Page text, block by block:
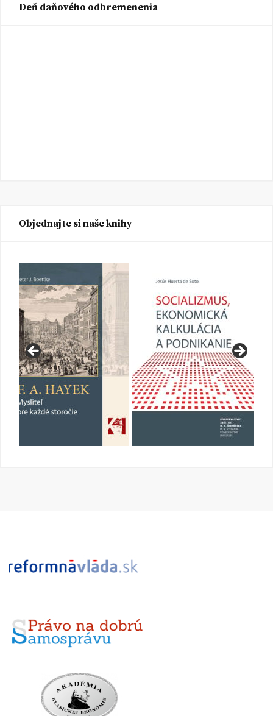
Deň daňového odbremenenia
Objednajte si naše knihy